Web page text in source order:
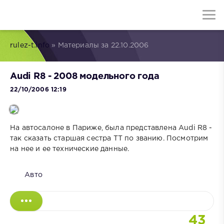
rulez-t.info » Материалы за 22.10.2006
Audi R8 - 2008 модельного года
22/10/2006 12:19
На автосалоне в Париже, была представлена Audi R8 -
так сказать старшая сеcтра TT по званию. Посмотрим
на нее и ее технические данные.
Авто
43